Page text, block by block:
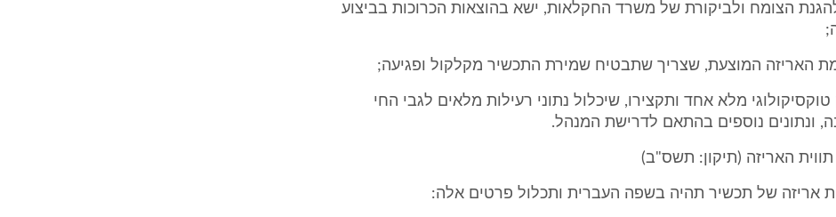
הצומח ולביקורת של משרד החקלאות, ישא בהוצאות הכרוכות בביצוע
טוקסיקולוגי מלא אחד ותקצירו, שיכלול נתוני רעילות מלאים לגבי החי
ונתונים נוספים בהתאם לדרישת המנהל.
אריזה של תכשיר תהיה בשפה העברית ותכלול פרטים אלה: